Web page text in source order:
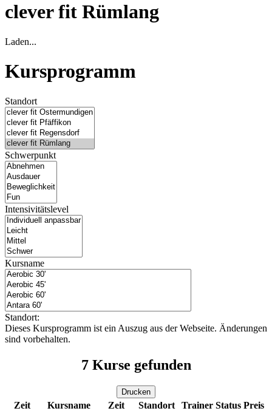
clever fit Rümlang
Laden...
Kursprogramm
Standort
Schwerpunkt
Intensivitätslevel
Kursname
Standort:
Dieses Kursprogramm ist ein Auszug aus der Webseite. Änderungen
sind vorbehalten.
7Kurse gefunden
Drucken
Zeit Kursname Zeit Standort Trainer Status Preis